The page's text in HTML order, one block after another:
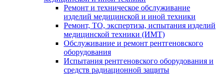
Ремонт и техническое обслуживание
изделий медицинской и иной техники
Ремонт, ТО, экспертиза, испытания изделий
медицинской техники (ИМТ)
Обслуживание и ремонт рентгеновского
оборудования
Испытания рентгеновского оборудования и
средств радиационной защиты